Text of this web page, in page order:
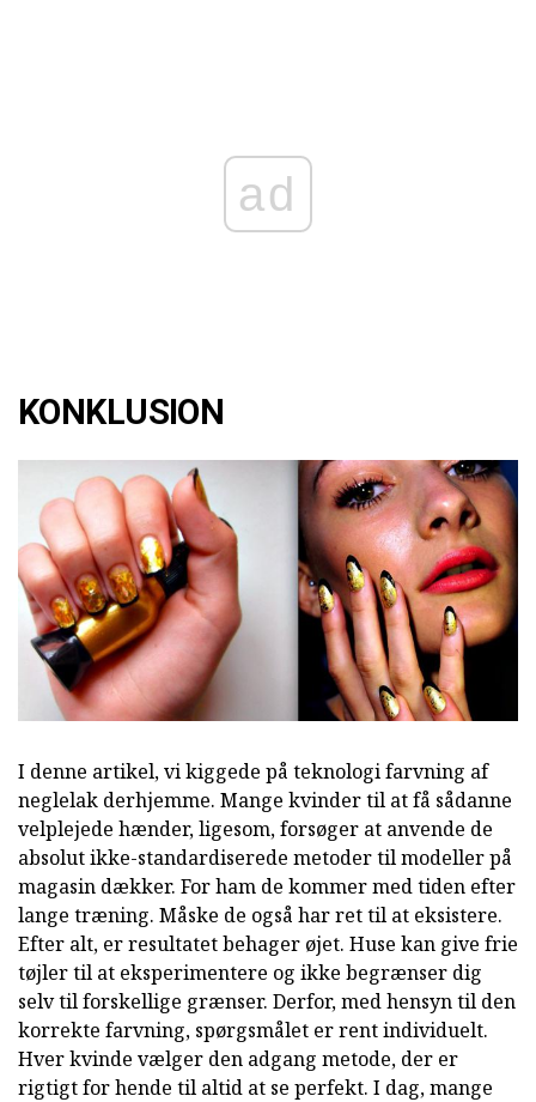
ad
KONKLUSION
I denne artikel, vi kiggede på teknologi farvning af
neglelak derhjemme. Mange kvinder til at få sådanne
velplejede hænder, ligesom, forsøger at anvende de
absolut ikke-standardiserede metoder til modeller på
magasin dækker. For ham de kommer med tiden efter
lange træning. Måske de også har ret til at eksistere.
Efter alt, er resultatet behager øjet. Huse kan give frie
tøjler til at eksperimentere og ikke begrænser dig
selv til forskellige grænser. Derfor, med hensyn til den
korrekte farvning, spørgsmålet er rent individuelt.
Hver kvinde vælger den adgang metode, der er
rigtigt for hende til altid at se perfekt. I dag, mange